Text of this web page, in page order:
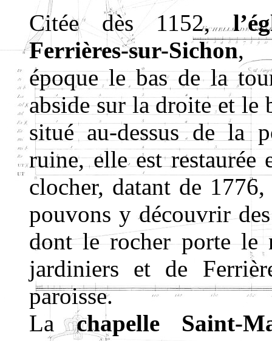
Citée dès 1152,
Ferrières-sur-Sichon,
époque le bas de la
abside sur la droite et le
situé au-dessus de la
ruine, elle est restaurée
clocher, datant de
pouvons y découvrir
dont le rocher porte le
jardiniers et de
paroisse.
Lachapelle Saint-